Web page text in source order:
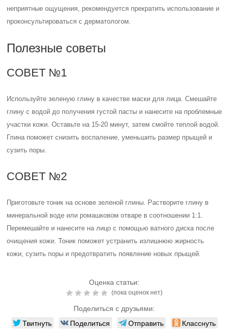
неприятные ощущения, рекомендуется прекратить использование и
проконсультироваться с дерматологом.
Полезные советы
СОВЕТ №1
Используйте зеленую глину в качестве маски для лица. Смешайте
глину с водой до получения густой пасты и нанесите на проблемные
участки кожи. Оставьте на 15-20 минут, затем смойте теплой водой.
Глина поможет снизить воспаление, уменьшить размер прыщей и
сузить поры.
СОВЕТ №2
Приготовьте тоник на основе зеленой глины. Растворите глину в
минеральной воде или ромашковом отваре в соотношении 1:1.
Перемешайте и нанесите на лицо с помощью ватного диска после
очищения кожи. Тоник поможет устранить излишнюю жирность
кожи, сузить поры и предотвратить появление новых прыщей.
Оценка статьи:
(пока оценок нет)
Поделиться с друзьями:
Твитнуть Поделиться Отправить Класснуть